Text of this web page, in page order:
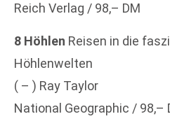
Reich Verlag / 98,– DM
8 Höhlen Reisen in die
Höhlenwelten
( – ) Ray Taylor
National Geographic / 98,–